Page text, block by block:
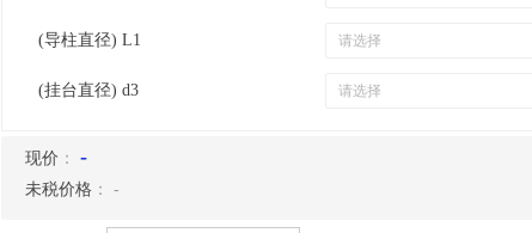
(导柱直径) L1
(挂台直径) d3
现价 ： -
未税价格 ： -